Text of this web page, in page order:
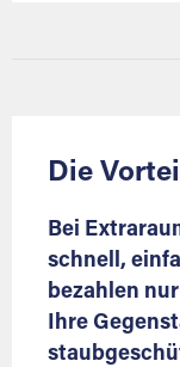
Die
Bei
schnell,
bezahlen
Ihre